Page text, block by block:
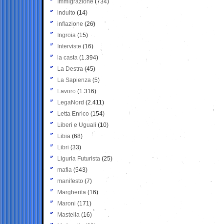
Immigrazione (734)
indulto (14)
inflazione (26)
Ingroia (15)
Interviste (16)
la casta (1.394)
La Destra (45)
La Sapienza (5)
Lavoro (1.316)
LegaNord (2.411)
Letta Enrico (154)
Liberi e Uguali (10)
Libia (68)
Libri (33)
Liguria Futurista (25)
mafia (543)
manifesto (7)
Margherita (16)
Maroni (171)
Mastella (16)